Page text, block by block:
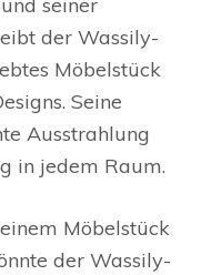
seiner
der Wassily-
Möbelstück
Seine
Ausstrahlung
in jedem Raum.
Möbelstück
der Wassily-